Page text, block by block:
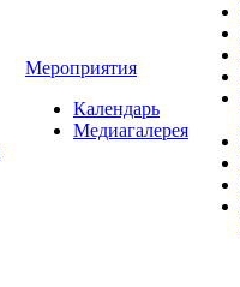
Мероприятия
Календарь
Медиагалерея